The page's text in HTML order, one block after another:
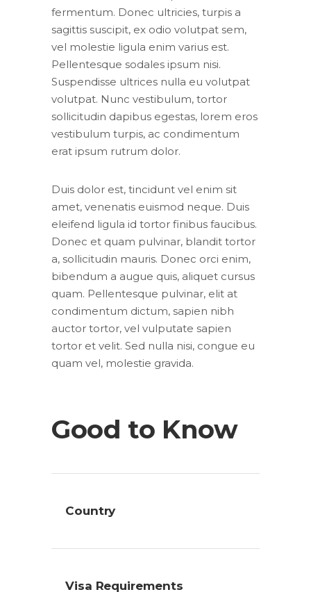
fermentum. Donec ultricies, turpis a
sagittis suscipit, ex odio volutpat sem,
vel molestie ligula enim varius est.
Pellentesque sodales ipsum nisi.
Suspendisse ultrices nulla eu volutpat
volutpat. Nunc vestibulum, tortor
sollicitudin dapibus egestas, lorem eros
vestibulum turpis, ac condimentum
erat ipsum rutrum dolor.
Duis dolor est, tincidunt vel enim sit
amet, venenatis euismod neque. Duis
eleifend ligula id tortor finibus faucibus.
Donec et quam pulvinar, blandit tortor
a, sollicitudin mauris. Donec orci enim,
bibendum a augue quis, aliquet cursus
quam. Pellentesque pulvinar, elit at
condimentum dictum, sapien nibh
auctor tortor, vel vulputate sapien
tortor et velit. Sed nulla nisi, congue eu
quam vel, molestie gravida.
Good to Know
Country
Visa Requirements